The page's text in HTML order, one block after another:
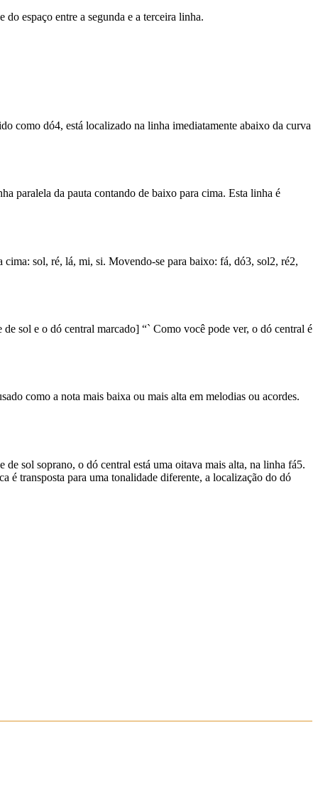
espaço entre a segunda e a terceira linha.
como dó4, está localizado na linha imediatamente abaixo da curva
paralela da pauta contando de baixo para cima. Esta linha é
cima: sol, ré, lá, mi, si. Movendo-se para baixo: fá, dó3, sol2, ré2,
sol e o dó central marcado] “` Como você pode ver, o dó central é
como a nota mais baixa ou mais alta em melodias ou acordes.
sol soprano, o dó central está uma oitava mais alta, na linha fá5.
é transposta para uma tonalidade diferente, a localização do dó